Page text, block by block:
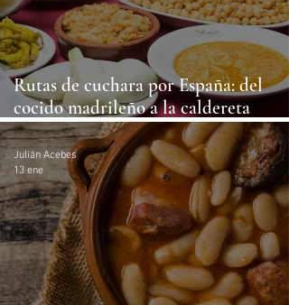
Rutas de cuchara por España: del
cocido madrileño a la caldereta
menorquina
Julián Acebes
13 ene